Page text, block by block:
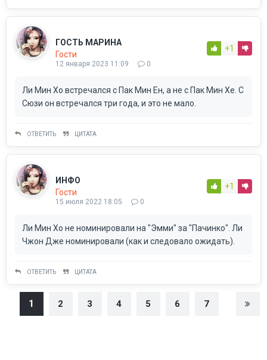
ГОСТЬ МАРИНА
Гости
12 января 2023 11:09 0
+1
Ли Мин Хо встречался с Пак Мин Ен, а не с Пак Мин Хе. С
Сюзи он встречался три года, и это не мало.
ОТВЕТИТЬ ЦИТАТА
ИНФО
Гости
15 июля 2022 18:05 0
+1
Ли Мин Хо не номинировали на "Эмми" за "Пачинко". Ли
Чжон Дже номинировали (как и следовало ожидать).
ОТВЕТИТЬ ЦИТАТА
1 2 3 4 5 6 7